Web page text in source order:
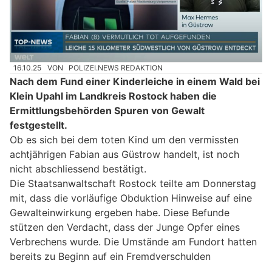
16.10.25 VON POLIZEI.NEWS REDAKTION
Nach dem Fund einer Kinderleiche in einem Wald bei
Klein Upahl im Landkreis Rostock haben die
Ermittlungsbehörden Spuren von Gewalt
festgestellt.
Ob es sich bei dem toten Kind um den vermissten
achtjährigen Fabian aus Güstrow handelt, ist noch
nicht abschliessend bestätigt.
Die Staatsanwaltschaft Rostock teilte am Donnerstag
mit, dass die vorläufige Obduktion Hinweise auf eine
Gewalteinwirkung ergeben habe. Diese Befunde
stützen den Verdacht, dass der Junge Opfer eines
Verbrechens wurde. Die Umstände am Fundort hatten
bereits zu Beginn auf ein Fremdverschulden